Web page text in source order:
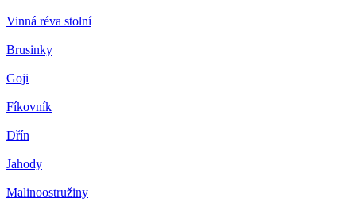
Vinná réva stolní
Brusinky
Goji
Fíkovník
Dřín
Jahody
Malinoostružiny